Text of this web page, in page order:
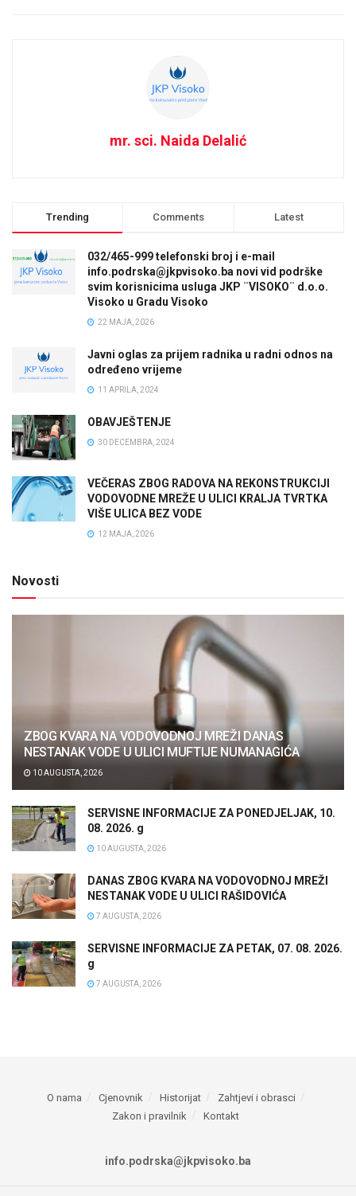
mr. sci. Naida Delalić
Trending Comments Latest
032/465-999 telefonski broj i e-mail
info.podrska@jkpvisoko.ba novi vid podrške
svim korisnicima usluga JKP ¨VISOKO¨ d.o.o.
Visoko u Gradu Visoko
22 MAJA, 2026
Javni oglas za prijem radnika u radni odnos na
određeno vrijeme
11 APRILA, 2024
OBAVJEŠTENJE
30 DECEMBRA, 2024
VEČERAS ZBOG RADOVA NA REKONSTRUKCIJI
VODOVODNE MREŽE U ULICI KRALJA TVRTKA
VIŠE ULICA BEZ VODE
12 MAJA, 2026
Novosti
ZBOG KVARA NA VODOVODNOJ MREŽI DANAS
NESTANAK VODE U ULICI MUFTIJE NUMANAGIĆA
10 AUGUSTA, 2026
SERVISNE INFORMACIJE ZA PONEDJELJAK, 10.
08. 2026. g
10 AUGUSTA, 2026
DANAS ZBOG KVARA NA VODOVODNOJ MREŽI
NESTANAK VODE U ULICI RAŠIDOVIĆA
7 AUGUSTA, 2026
SERVISNE INFORMACIJE ZA PETAK, 07. 08. 2026.
g
7 AUGUSTA, 2026
O nama Cjenovnik Historijat
Zahtjevi i obrasci
Zakon i pravilnik
Kontakt
info.podrska@jkpvisoko.ba